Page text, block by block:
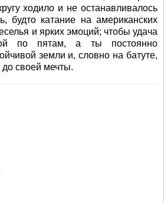
ходило и не останавливалось
будто катание на американских
и ярких эмоций; чтобы удача
по пятам, а ты постоянно
земли и, словно на батуте,
своей мечты.